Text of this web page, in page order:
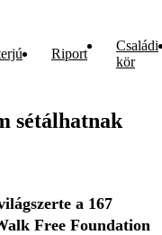
Riport
Családi
kör
sétálhatnak
a 167
Free Foundation